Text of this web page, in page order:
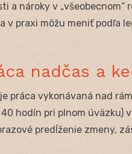
a nároky v
v praxi môžu meniť podľa
nadčas a
je práca vykonávaná nad
hodín pri plnom úväzku)
predĺženie zmeny,